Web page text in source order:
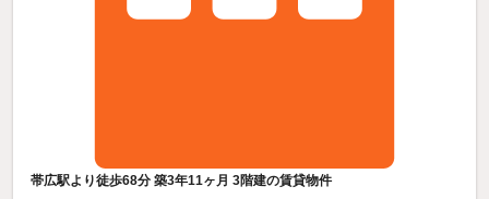
帯広駅より徒歩68分 築3年11ヶ月 3階建の賃貸物件